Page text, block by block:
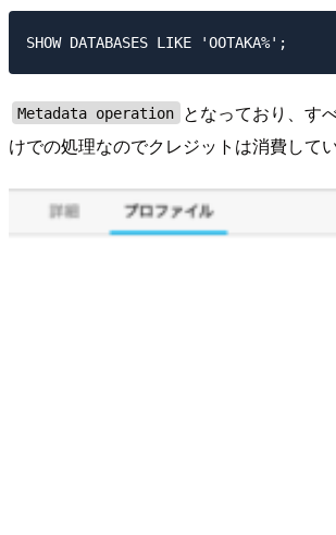
Metadata operation
となっており、す
けでの処理なのでクレジットは消費してい